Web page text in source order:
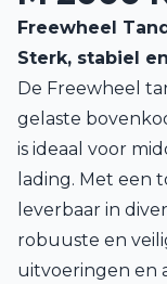
Freewheel
Sterk, stabiel
De Freewheel
gelaste
is ideaal voor
lading. Met een
leverbaar in
robuuste en
uitvoeringen en